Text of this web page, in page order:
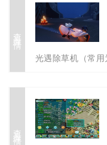
查看详情
查看详情